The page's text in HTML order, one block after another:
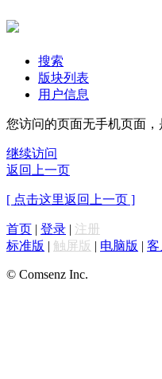
搜索
版块列表
用户信息
您访问的页面无手机页面
继续访问
返回上一页
[ 点击这里返回上一页 ]
首页 | 登录 | 注册
标准版 | 触屏版 | 电脑版 | 客
© Comsenz Inc.